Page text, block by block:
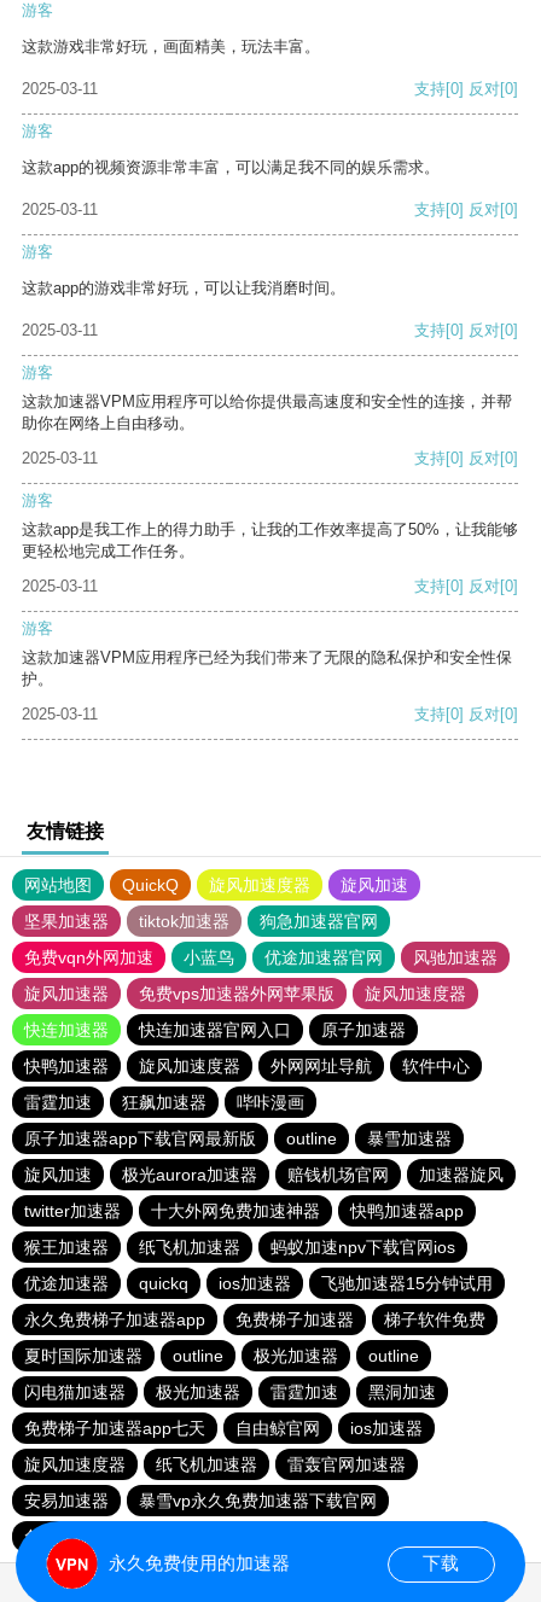
游客
这款游戏非常好玩，画面精美，玩法丰富。
2025-03-11 支持[0] 反对[0]
游客
这款app的视频资源非常丰富，可以满足我不同的娱乐需求。
2025-03-11 支持[0] 反对[0]
游客
这款app的游戏非常好玩，可以让我消磨时间。
2025-03-11 支持[0] 反对[0]
游客
这款加速器VPM应用程序可以给你提供最高速度和安全性的连接，并帮
助你在网络上自由移动。
2025-03-11
支持[0] 反对[0]
游客
这款app是我工作上的得力助手，让我的工作效率提高了50%，让我能够
更轻松地完成工作任务。
2025-03-11
支持[0] 反对[0]
游客
这款加速器VPM应用程序已经为我们带来了无限的隐私保护和安全性保
护。
2025-03-11
支持[0] 反对[0]
友情链接
网站地图 QuickQ 旋风加速度器
旋风加速
坚果加速器
tiktok加速器
狗急加速器官网
免费vqn外网加速
小蓝鸟 优途加速器官网
风驰加速器
旋风加速器
免费vps加速器外网苹果版
旋风加速度器
快连加速器
快连加速器官网入口
原子加速器
快鸭加速器
旋风加速度器 外网网址导航
软件中心
雷霆加速
狂飙加速器
哔咔漫画
原子加速器app下载官网最新版
outline
暴雪加速器
旋风加速
极光aurora加速器 赔钱机场官网
加速器旋风
twitter加速器
十大外网免费加速神器
快鸭加速器app
猴王加速器
纸飞机加速器
蚂蚁加速npv下载官网ios
优途加速器
quickq ios加速器
飞驰加速器15分钟试用
永久免费梯子加速器app
免费梯子加速器
梯子软件免费
夏时国际加速器
outline 极光加速器
outline
闪电猫加速器
极光加速器 雷霆加速
黑洞加速
免费梯子加速器app七天
自由鲸官网
ios加速器
旋风加速度器
纸飞机加速器
雷轰官网加速器
安易加速器
暴雪vp永久免费加速器下载官网
免费vqn加速试用
永久免费使用的加速器 下载